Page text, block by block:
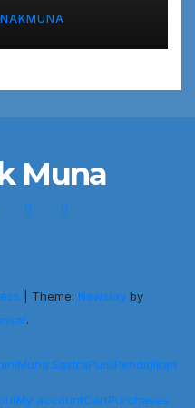
Muna
Theme: Newslay by
.
Muna.SastraPuisiPendidikan
My accountCartPurchases